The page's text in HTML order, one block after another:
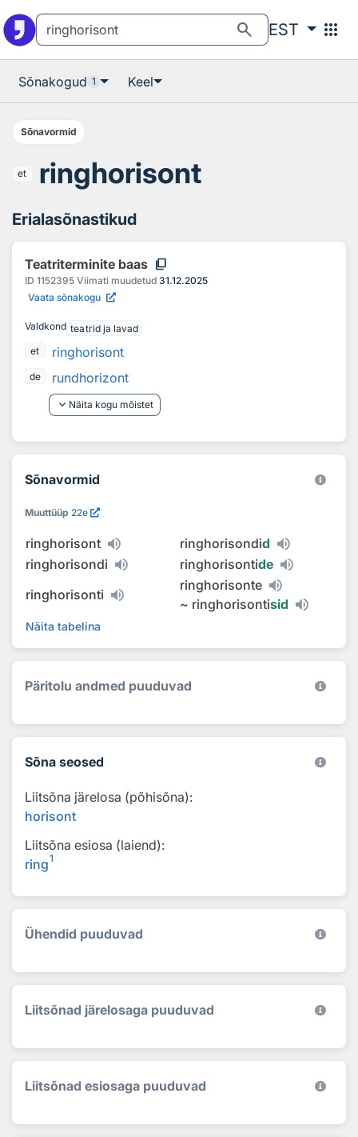
search EST apps
Sõnakogud 1 Keel
Sõnavormid
et ringhorisont
Erialasõnastikud
Teatriterminite baas content_copy
ID 1152395 Viimati muudetud 31.12.2025
Vaata sõnakogu
Valdkond teatrid ja lavad
et
ringhorisont
de
rundhorizont
keyboard_arrow_down Näita kogu mõistet
Sõnavormid
Muuttüüp 22e
ringhorisont ringhorisondid
ringhorisondi
ringhorisontide
ringhorisonti
ringhorisonte
~ ringhorisontisid
Näita tabelina
Päritolu andmed puuduvad
Sõna seosed
Liitsõna järelosa (põhisõna):
horisont
Liitsõna esiosa (laiend):
ring1
Ühendid puuduvad
Liitsõnad järelosaga puuduvad
Liitsõnad esiosaga puuduvad